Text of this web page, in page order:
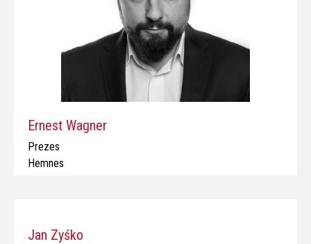
Ernest Wagner
Prezes
Hemnes
Jan Zyśko